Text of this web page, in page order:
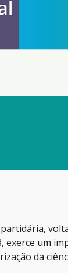
exerce um
da